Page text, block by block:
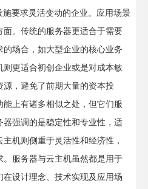
要求灵活变动的企业。应用场景
。传统的服务器更适合于需要
场合，如大型企业的核心业务
更适合初创企业或是对成本敏
，避免了前期大量的资本投
能上有诸多相似之处，但它们服
强调的是稳定性和专业性，适
机则侧重于灵活性和经济性，
服务器与云主机虽然都是用于
设计理念、技术实现及应用场